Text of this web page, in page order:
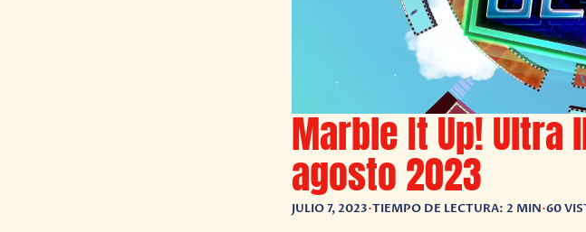
Marble It Up!
agosto 2023
JULIO 7, 2023•TIEMPO DE LECTURA: 2 MIN•60